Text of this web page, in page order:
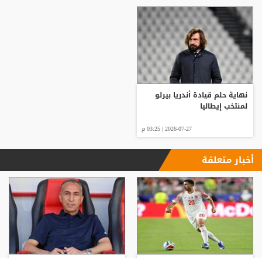
نهاية حلم قيادة أندريا بيرلو
لمنتخب إيطاليا
2026-07-27 | 03:25 م
أخبار متعلقة